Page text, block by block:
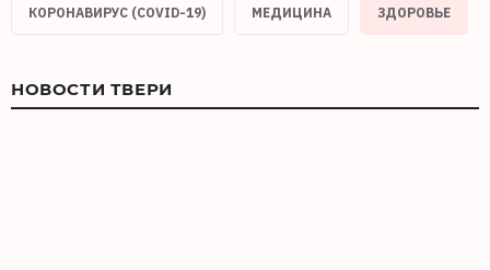
КОРОНАВИРУС (COVID-19) МЕДИЦИНА ЗДОРОВЬЕ
НОВОСТИ ТВЕРИ